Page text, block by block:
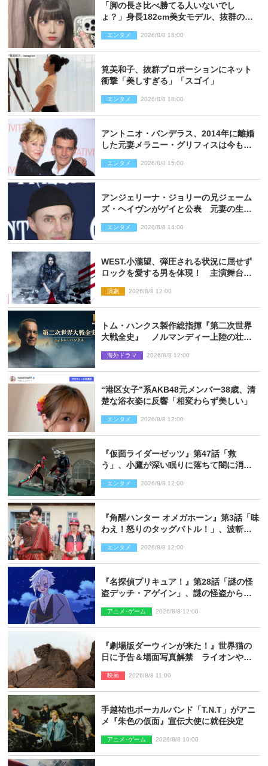
「脚の長さ比べ勝てる人いないでし
ょ？」身長182cm美女モデル、抜群のプ
エンタメ 2026/8/8 18:00
筧美和子、抜群プロポーションにネット
衝撃「美しすぎる」「スゴイ」
エンタメ 2026/8/8 18:00
アントニオ・バンデラス、2014年に離婚
した元妻メラニー・グリフィスは今も
エンタメ 2026/8/8 15:00
アンジェリーナ・ジョリーの兄ジェーム
ズ・ヘイヴンがゲイと公表 元妻の生配
エンタメ 2026/8/8 14:00
WEST.小瀧望、弾圧される状況に屈せず
ロックを愛する男を体現！ 主演舞台
演劇 2026/8/8 12:00
トム・ハンクス製作総指揮『第二次世界
大戦全史』 ノルマンディー上陸の壮絶
海外ドラマ 2026/8/8 12:00
“港区女子”系AKB48元メンバー38歳、清
楚な浴衣姿に反響「相変わらず美しい」
エンタメ 2026/8/8 12:00
『仮面ライダーゼッツ』第47話「救
う」、小鷹が深い眠りに落ちて闇に消え
エンタメ 2026/8/8 12:00
『角醒ハンター オメガホーン』第3話「味
わえ！怒りのタッグバトル！」、波斬の
エンタメ 2026/8/8 12:00
『名探偵プリキュア！』第28話「謎の怪
盗デッチ・アゲイン」、謎の怪盗から不
アニメ･ゲーム 2026/8/8 12:00
『劇場版ダーウィンが来た！』世界猫の
日に予告＆場面写真解禁 ライオンやマ
映画 2026/8/8 11:00
手越祐也ボーカルバンド「T.N.T」がアニ
メ『朱色の仮面』宣伝大使に就任決定
アニメ･ゲーム 2026/8/8 10:00